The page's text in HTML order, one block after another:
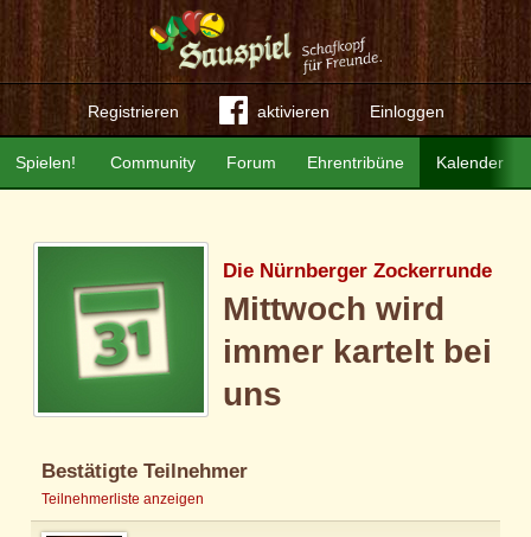
Registrieren aktivieren Einloggen
Community Forum Ehrentribüne Kalender
Spielen!
Die Nürnberger Zockerrunde
Mittwoch wird
immer kartelt bei
uns
Bestätigte Teilnehmer
Teilnehmerliste anzeigen